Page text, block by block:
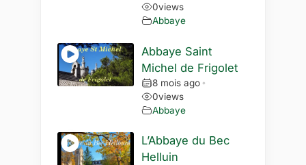
0views
Abbaye
Abbaye Saint
Michel de Frigolet
8 mois ago •
0views
Abbaye
L’Abbaye du Bec
Helluin